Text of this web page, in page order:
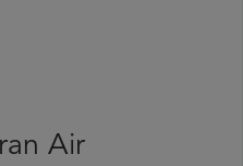
Air